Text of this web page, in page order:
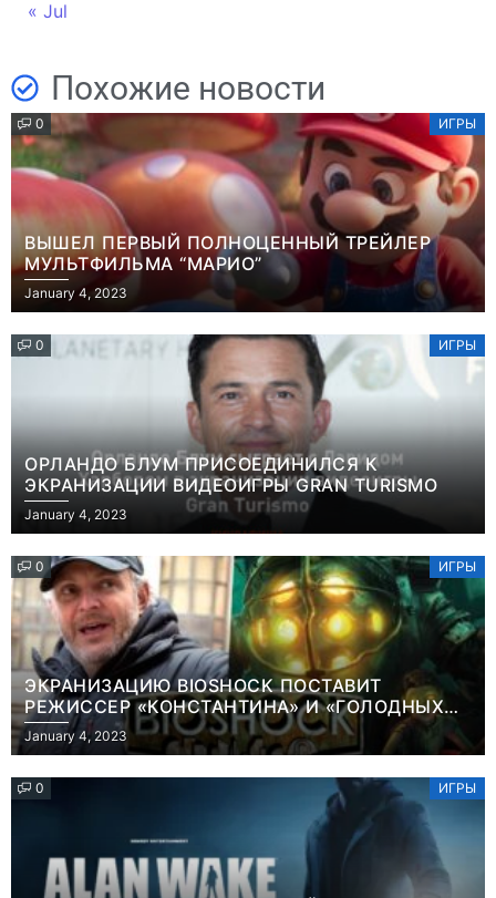
« Jul
Похожие новости
0 ИГРЫ
ВЫШЕЛ ПЕРВЫЙ ПОЛНОЦЕННЫЙ ТРЕЙЛЕР
МУЛЬТФИЛЬМА “МАРИО”
January 4, 2023
0 ИГРЫ
ОРЛАНДО БЛУМ ПРИСОЕДИНИЛСЯ К
ЭКРАНИЗАЦИИ ВИДЕОИГРЫ GRAN TURISMO
January 4, 2023
0 ИГРЫ
ЭКРАНИЗАЦИЮ BIOSHOCK ПОСТАВИТ
РЕЖИССЕР «КОНСТАНТИНА» И «ГОЛОДНЫХ
ИГР»
January 4, 2023
0 ИГРЫ